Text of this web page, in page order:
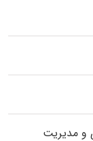
و مدیریت